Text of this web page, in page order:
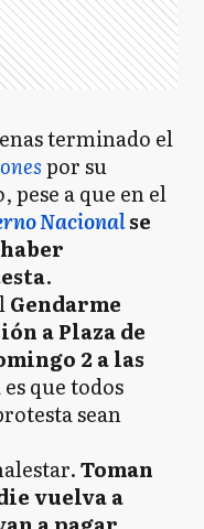
terminado el
por su
pese a que en el
Nacionalse
.
Gendarme
a Plaza de
2 a las
que todos
sean
Toman
vuelva a